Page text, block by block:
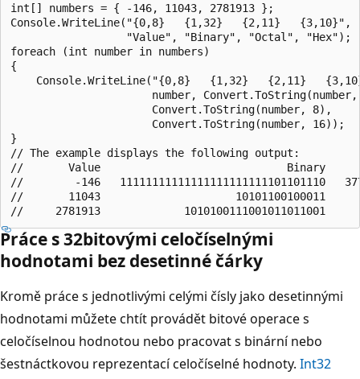
int[] numbers = { -146, 11043, 2781913 };
Console.WriteLine("{0,8}   {1,32}   {2,11}   {3,10}",
                  "Value", "Binary", "Octal", "Hex");
foreach (int number in numbers)
{
Console.WriteLine("{0,8}   {1,32}   {2,11}
number, Convert.ToString(number,
                      Convert.ToString(number, 8),
                      Convert.ToString(number, 16));
}
// The example displays the following output:
//       Value                             Binary
//        -146   11111111111111111111111101101110
//       11043                     10101100100011
Práce s 32bitovými celočíselnými
hodnotami bez desetinné čárky
Kromě práce s jednotlivými celými čísly jako desetinnými
hodnotami můžete chtít provádět bitové operace s
celočíselnou hodnotou nebo pracovat s binární nebo
šestnáctkovou reprezentací celočíselné hodnoty. Int32